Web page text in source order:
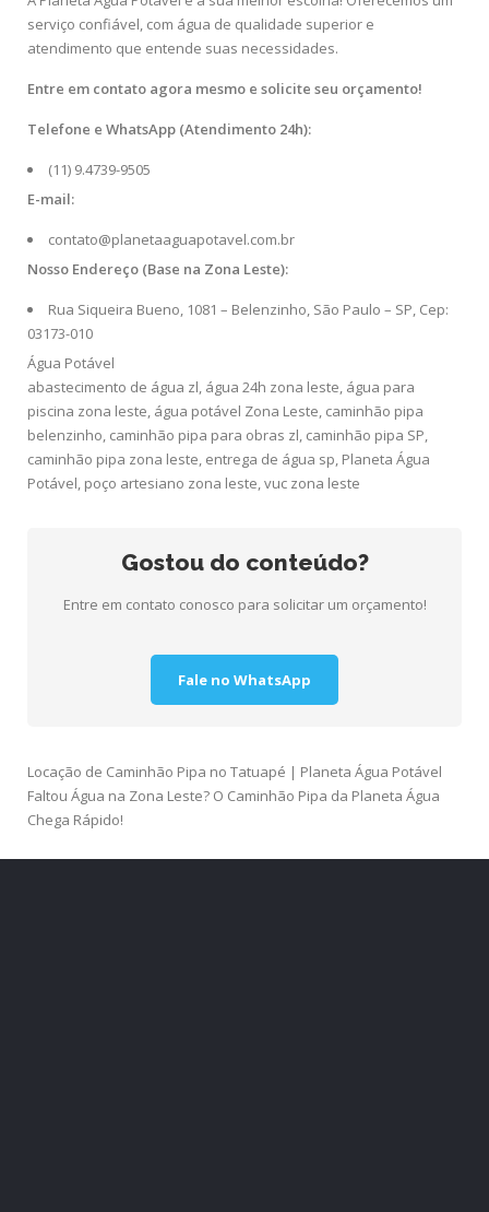
serviço confiável, com água de qualidade superior e
atendimento que entende suas necessidades.
Entre em contato agora mesmo e solicite seu orçamento!
Telefone e WhatsApp (Atendimento 24h):
(11) 9.4739-9505
E-mail:
contato@planetaaguapotavel.com.br
Nosso Endereço (Base na Zona Leste):
Rua Siqueira Bueno, 1081 – Belenzinho, São Paulo – SP, Cep:
03173-010
Água Potável
abastecimento de água zl, água 24h zona leste, água para
piscina zona leste, água potável Zona Leste, caminhão pipa
belenzinho, caminhão pipa para obras zl, caminhão pipa SP,
caminhão pipa zona leste, entrega de água sp, Planeta Água
Potável, poço artesiano zona leste,vuc zona leste
Gostou do conteúdo?
Entre em contato conosco para solicitar um orçamento!
Fale no WhatsApp
Navegação
de
Post
Locação de Caminhão Pipa no Tatuapé | Planeta Água Potável
Faltou Água na Zona Leste? O Caminhão Pipa da Planeta Água
Chega Rápido!